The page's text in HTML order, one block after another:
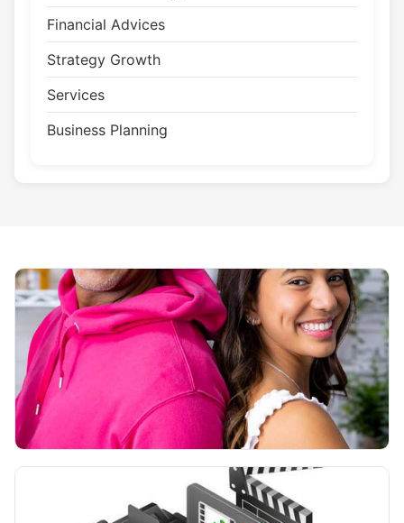
Financial Advices
Strategy Growth
Services
Business Planning